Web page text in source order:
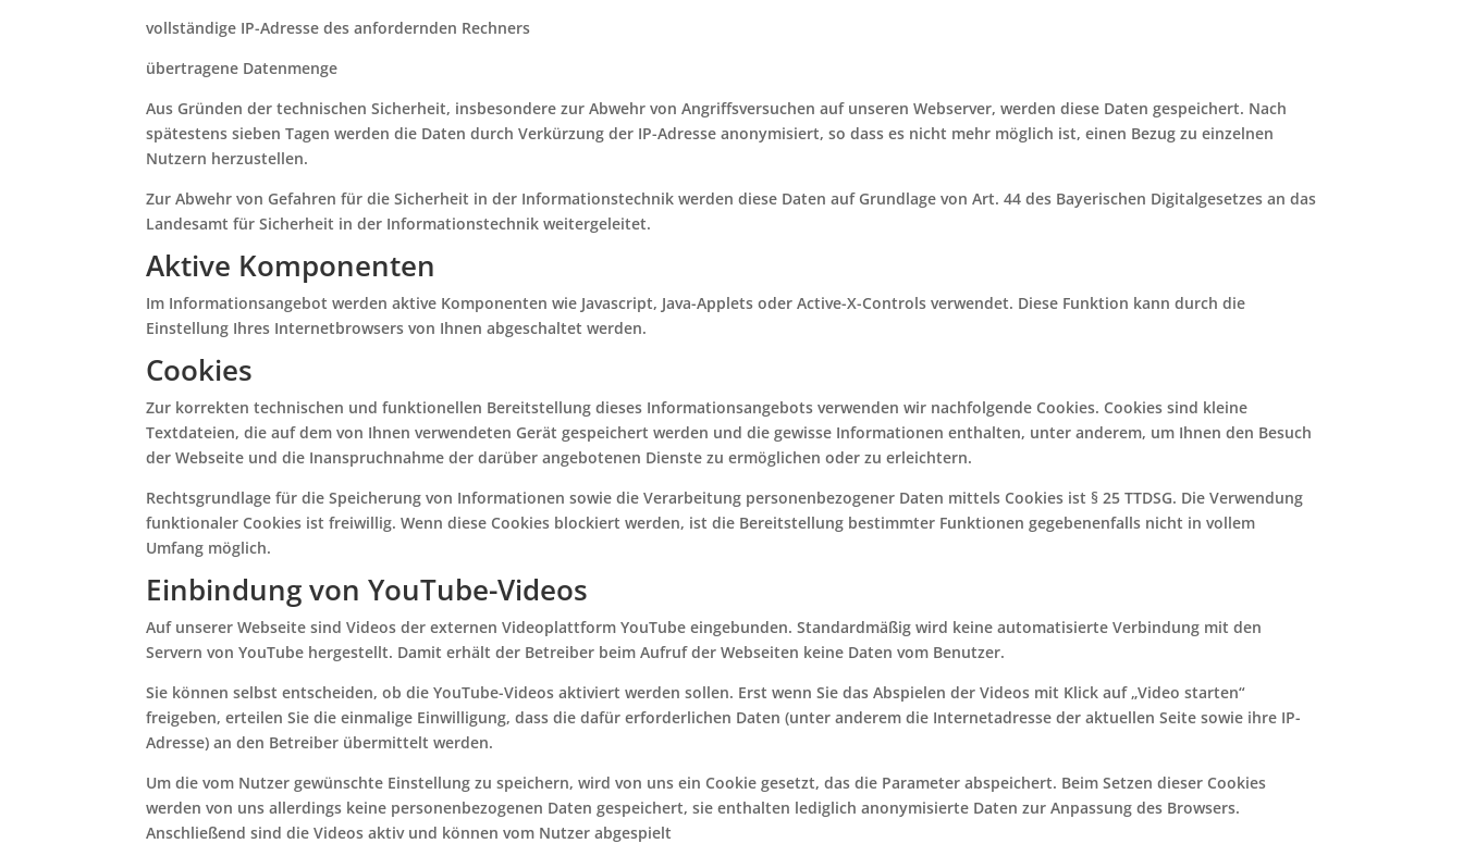
vollständige IP-Adresse des anfordernden Rechners
übertragene Datenmenge
Aus Gründen der technischen Sicherheit, insbesondere zur Abwehr von Angriffsversuchen auf unseren Webserver, werden diese Daten gespeichert. Nach
spätestens sieben Tagen werden die Daten durch Verkürzung der IP-Adresse anonymisiert, so dass es nicht mehr möglich ist, einen Bezug zu einzelnen
Nutzern herzustellen.
Zur Abwehr von Gefahren für die Sicherheit in der Informationstechnik werden diese Daten auf Grundlage von Art. 44 des Bayerischen Digitalgesetzes an das
Landesamt für Sicherheit in der Informationstechnik weitergeleitet.
Aktive Komponenten
Im Informationsangebot werden aktive Komponenten wie Javascript, Java-Applets oder Active-X-Controls verwendet. Diese Funktion kann durch die
Einstellung Ihres Internetbrowsers von Ihnen abgeschaltet werden.
Cookies
Zur korrekten technischen und funktionellen Bereitstellung dieses Informationsangebots verwenden wir nachfolgende Cookies. Cookies sind kleine
Textdateien, die auf dem von Ihnen verwendeten Gerät gespeichert werden und die gewisse Informationen enthalten, unter anderem, um Ihnen den Besuch
der Webseite und die Inanspruchnahme der darüber angebotenen Dienste zu ermöglichen oder zu erleichtern.
Rechtsgrundlage für die Speicherung von Informationen sowie die Verarbeitung personenbezogener Daten mittels Cookies ist § 25 TTDSG. Die Verwendung
funktionaler Cookies ist freiwillig. Wenn diese Cookies blockiert werden, ist die Bereitstellung bestimmter Funktionen gegebenenfalls nicht in vollem
Umfang möglich.
Einbindung von YouTube-Videos
Auf unserer Webseite sind Videos der externen Videoplattform YouTube eingebunden. Standardmäßig wird keine automatisierte Verbindung mit den
Servern von YouTube hergestellt. Damit erhält der Betreiber beim Aufruf der Webseiten keine Daten vom Benutzer.
Sie können selbst entscheiden, ob die YouTube-Videos aktiviert werden sollen. Erst wenn Sie das Abspielen der Videos mit Klick auf „Video starten“
freigeben, erteilen Sie die einmalige Einwilligung, dass die dafür erforderlichen Daten (unter anderem die Internetadresse der aktuellen Seite sowie ihre IP-
Adresse) an den Betreiber übermittelt werden.
Um die vom Nutzer gewünschte Einstellung zu speichern, wird von uns ein Cookie gesetzt, das die Parameter abspeichert. Beim Setzen dieser Cookies
werden von uns allerdings keine personenbezogenen Daten gespeichert, sie enthalten lediglich anonymisierte Daten zur Anpassung des Browsers.
Anschließend sind die Videos aktiv und können vom Nutzer abgespielt